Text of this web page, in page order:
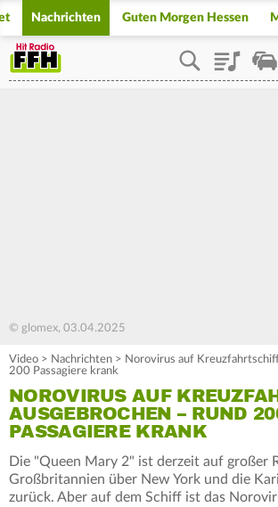
Nachrichten Guten Morgen Hessen
Playlist
© glomex, 03.04.2025
Video > Nachrichten > Norovirus auf
200 Passagiere krank
NOROVIRUS AUF
AUSGEBROCHEN – RUND
PASSAGIERE KRANK
Die "Queen Mary 2" ist derzeit auf großer
Großbritannien über New York und die
zurück. Aber auf dem Schiff ist das